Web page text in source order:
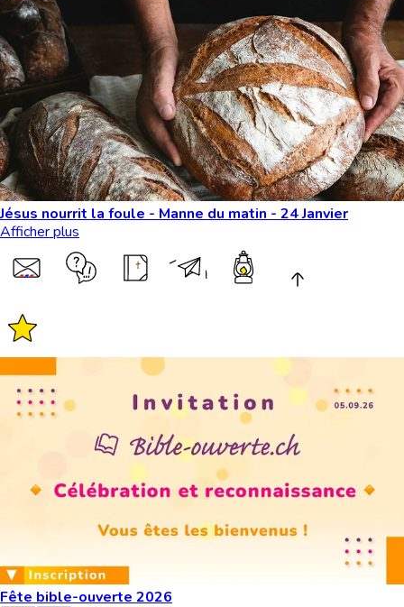
Jésus nourrit la foule - Manne du matin - 24 Janvier
Afficher plus
Fête bible-ouverte 2026